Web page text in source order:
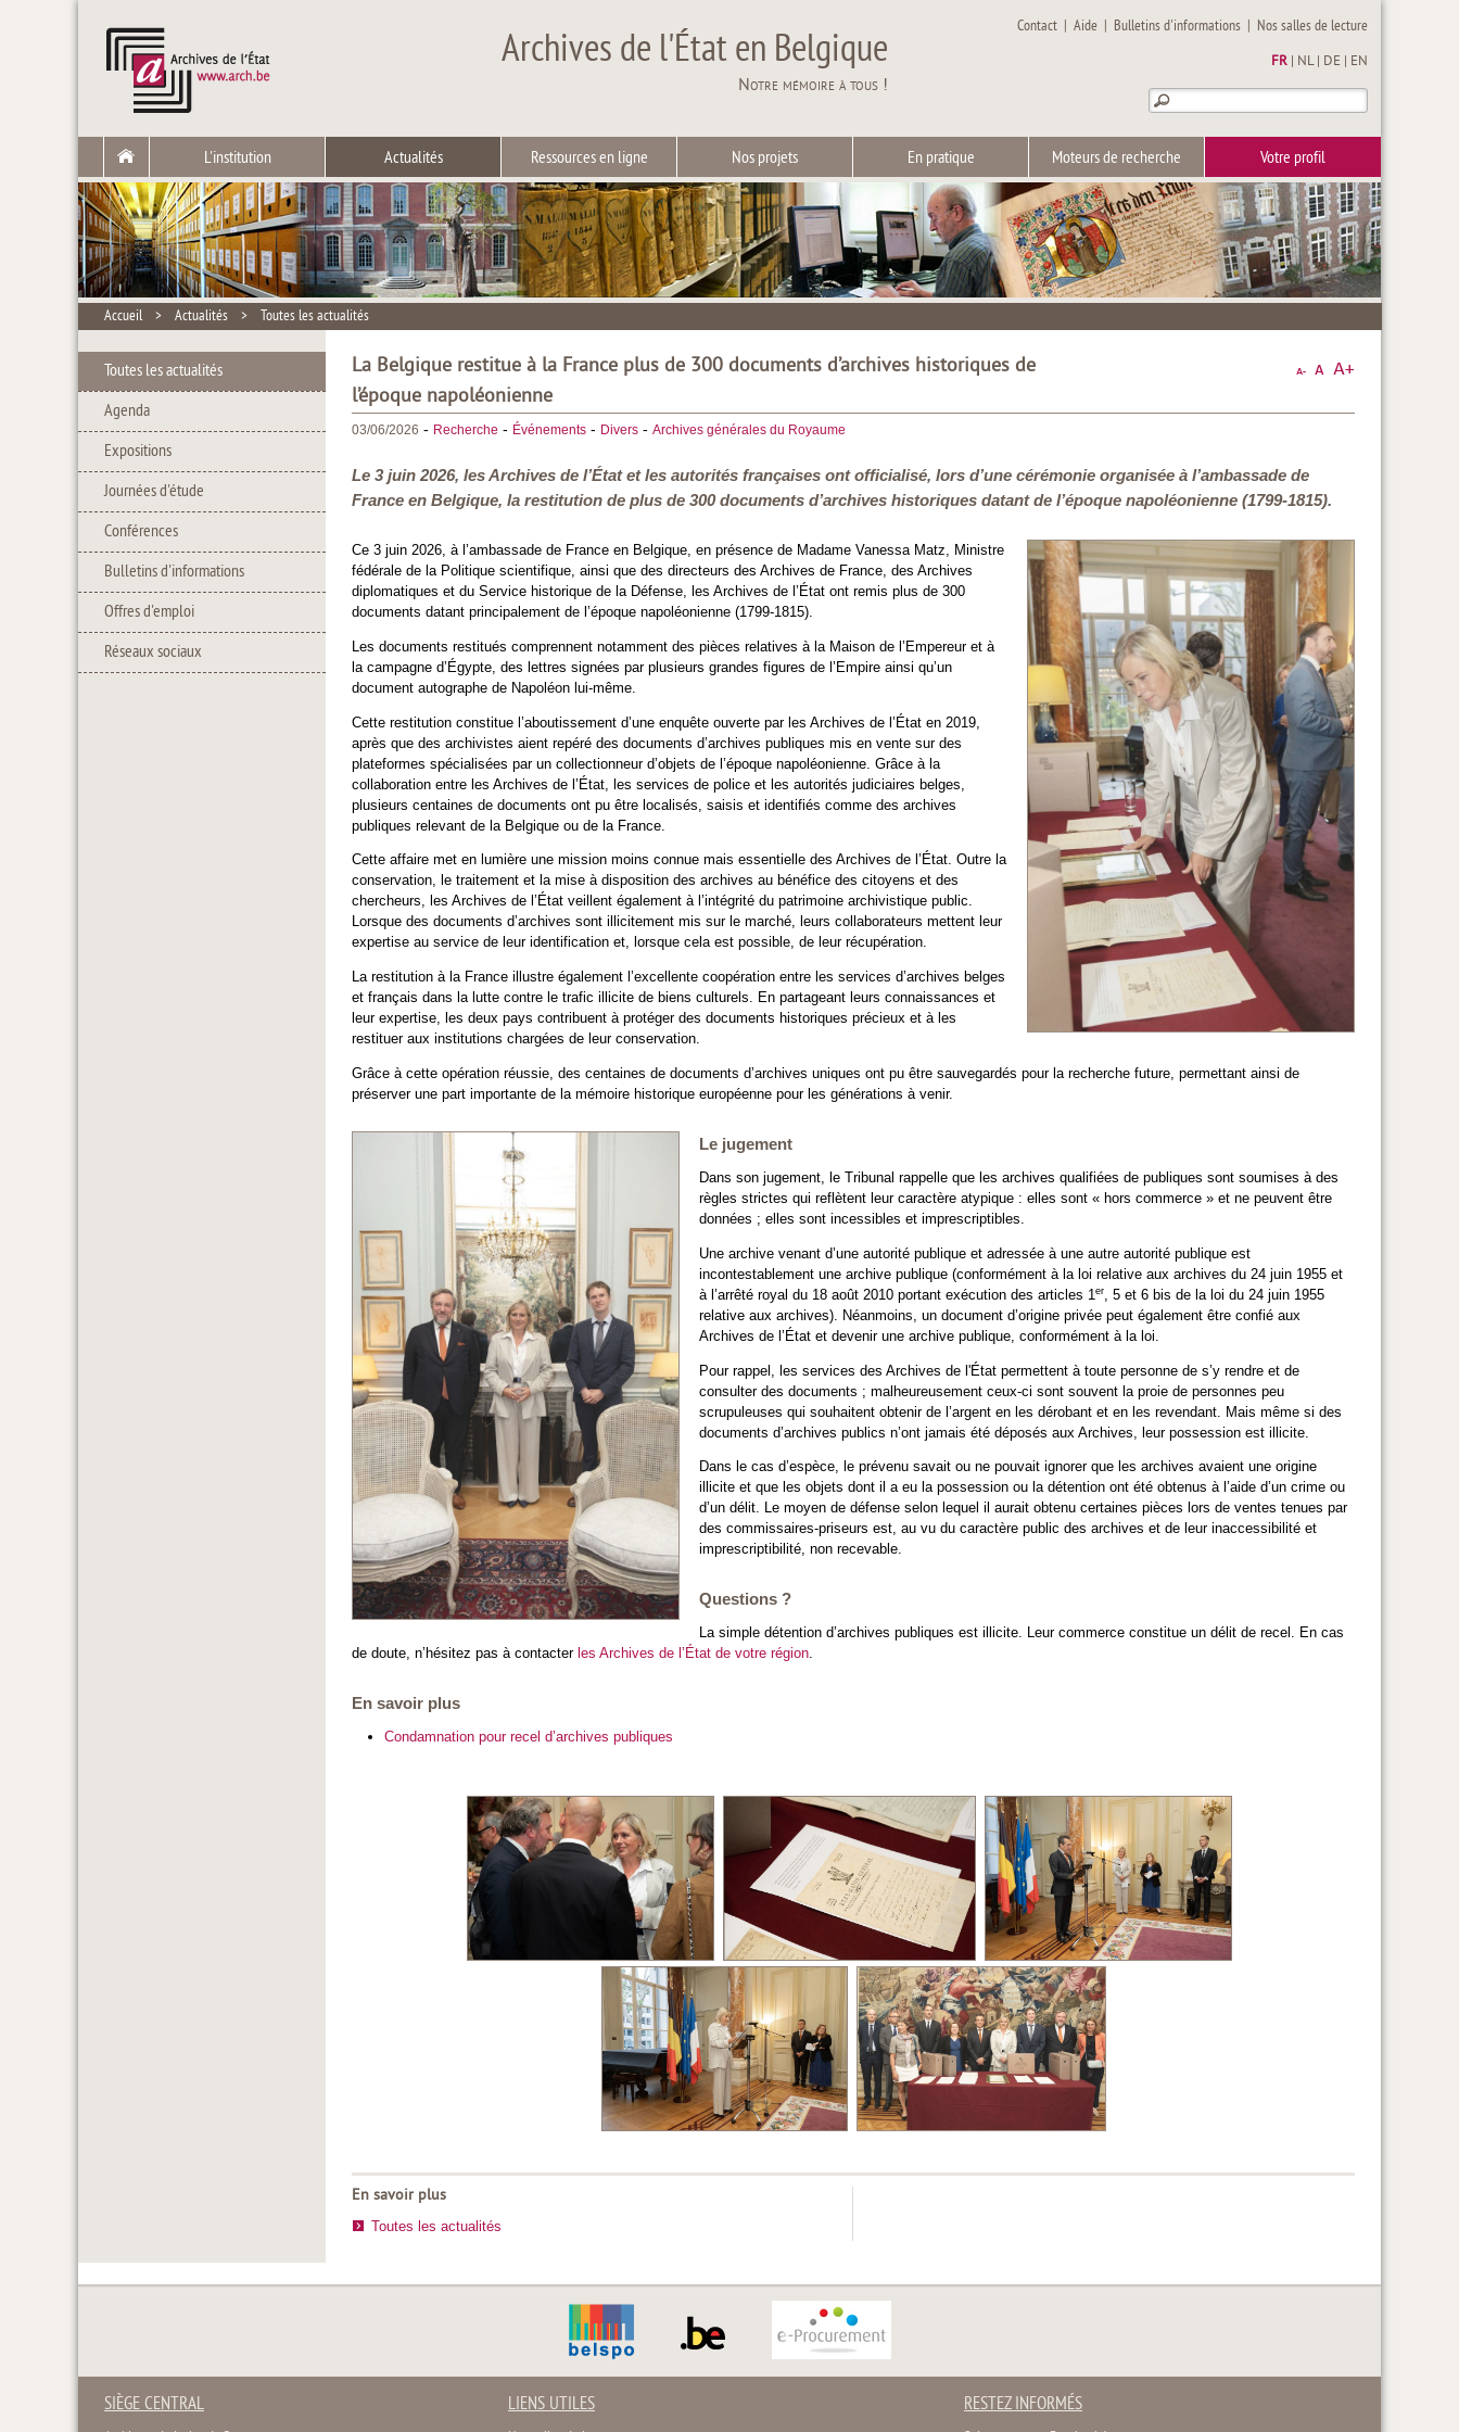
Archives de l'État en Belgique
Notre mémoire à tous !
Contact |Aide | Bulletins d'informations | Nos salles de lecture
FR NL| DE EN
L'institution Actualités Ressources en ligne Nos projets En pratique Moteurs de recherche Votre profil
Accueil > Actualités > Toutes les actualités
Toutes les actualités
Agenda
Expositions
Journées d'étude
Conférences
Bulletins d'informations
Offres d'emploi
Réseaux sociaux
La Belgique restitue à la France plus de 300 documents d’archives historiques de
l’époque napoléonienne
03/06/2026 - Recherche - Événements - Divers - Archives générales du Royaume
Le 3 juin 2026, les Archives de l’État et les autorités françaises ont officialisé, lors d’une cérémonie organisée à l’ambassade de
France en Belgique, la restitution de plus de 300 documents d’archives historiques datant de l’époque napoléonienne (1799-1815).
Ce 3 juin 2026, à l’ambassade de France en Belgique, en présence de Madame Vanessa Matz, Ministre
fédérale de la Politique scientifique, ainsi que des directeurs des Archives de France, des Archives
diplomatiques et du Service historique de la Défense, les Archives de l’État ont remis plus de 300
documents datant principalement de l’époque napoléonienne (1799-1815).
Les documents restitués comprennent notamment des pièces relatives à la Maison de l’Empereur et à
la campagne d’Égypte, des lettres signées par plusieurs grandes figures de l’Empire ainsi qu’un
document autographe de Napoléon lui-même.
Cette restitution constitue l’aboutissement d’une enquête ouverte par les Archives de l’État en 2019,
après que des archivistes aient repéré des documents d’archives publiques mis en vente sur des
plateformes spécialisées par un collectionneur d’objets de l’époque napoléonienne. Grâce à la
collaboration entre les Archives de l’État, les services de police et les autorités judiciaires belges,
plusieurs centaines de documents ont pu être localisés, saisis et identifiés comme des archives
publiques relevant de la Belgique ou de la France.
Cette affaire met en lumière une mission moins connue mais essentielle des Archives de l’État. Outre la
conservation, le traitement et la mise à disposition des archives au bénéfice des citoyens et des
chercheurs, les Archives de l’État veillent également à l’intégrité du patrimoine archivistique public.
Lorsque des documents d’archives sont illicitement mis sur le marché, leurs collaborateurs mettent leur
expertise au service de leur identification et, lorsque cela est possible, de leur récupération.
La restitution à la France illustre également l’excellente coopération entre les services d’archives belges
et français dans la lutte contre le trafic illicite de biens culturels. En partageant leurs connaissances et
leur expertise, les deux pays contribuent à protéger des documents historiques précieux et à les
restituer aux institutions chargées de leur conservation.
Grâce à cette opération réussie, des centaines de documents d’archives uniques ont pu être sauvegardés pour la recherche future, permettant ainsi de
préserver une part importante de la mémoire historique européenne pour les générations à venir.
Le jugement
Dans son jugement, le Tribunal rappelle que les archives qualifiées de publiques sont soumises à des
règles strictes qui reflètent leur caractère atypique : elles sont « hors commerce » et ne peuvent être
données ; elles sont incessibles et imprescriptibles.
Une archive venant d’une autorité publique et adressée à une autre autorité publique est
incontestablement une archive publique (conformément à la loi relative aux archives du 24 juin 1955 et
à l’arrêté royal du 18 août 2010 portant exécution des articles 1er
, 5 et 6 bis de la loi du 24 juin 1955
relative aux archives). Néanmoins, un document d’origine privée peut également être confié aux
Archives de l’État et devenir une archive publique, conformément à la loi.
Pour rappel, les services des Archives de l'État permettent à toute personne de s’y rendre et de
consulter des documents ; malheureusement ceux-ci sont souvent la proie de personnes peu
scrupuleuses qui souhaitent obtenir de l’argent en les dérobant et en les revendant. Mais même si des
documents d’archives publics n’ont jamais été déposés aux Archives, leur possession est illicite.
Dans le cas d’espèce, le prévenu savait ou ne pouvait ignorer que les archives avaient une origine
illicite et que les objets dont il a eu la possession ou la détention ont été obtenus à l’aide d’un crime ou
d’un délit. Le moyen de défense selon lequel il aurait obtenu certaines pièces lors de ventes tenues par
des commissaires-priseurs est, au vu du caractère public des archives et de leur inaccessibilité et
imprescriptibilité, non recevable.
Questions ?
La simple détention d’archives publiques est illicite. Leur commerce constitue un délit de recel. En cas
de doute, n’hésitez pas à contacter les Archives de l’État de votre région.
En savoir plus
Condamnation pour recel d’archives publiques
En savoir plus
Toutes les actualités
SIÈGE CENTRAL LIENS UTILES RESTEZ INFORMÉS